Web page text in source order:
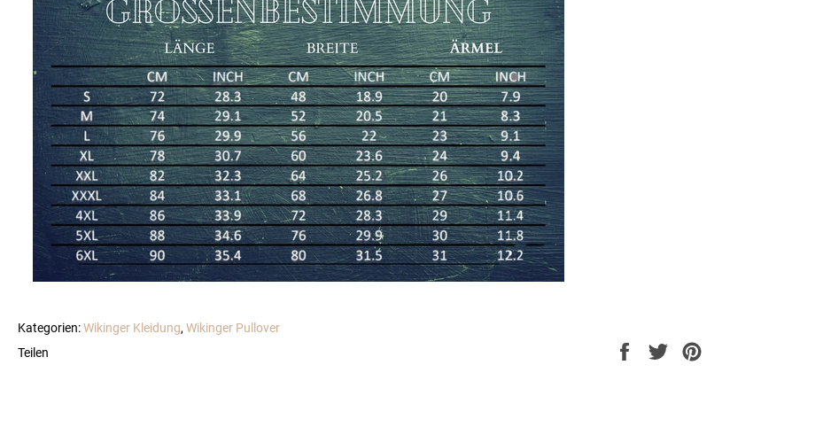
Kategorien:Wikinger Kleidung, Wikinger Pullover
Teilen
Auf
Auf